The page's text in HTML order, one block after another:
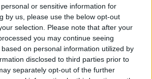
or sensitive information for
by us, please use the below opt-out
selection. Please note that after your
you may continue seeing
on personal information utilized by
disclosed to third parties prior to
separately opt-out of the further